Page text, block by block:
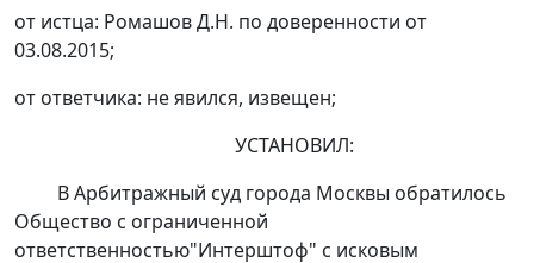
от истца: Ромашов Д.Н. по доверенности от
03.08.2015;
от ответчика: не явился, извещен;
УСТАНОВИЛ:
В Арбитражный суд города Москвы обратилось
Общество с ограниченной
ответственностью"Интерштоф" с исковым